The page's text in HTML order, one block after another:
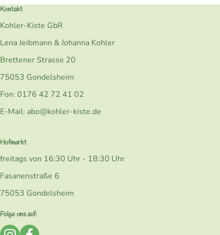
Kontakt
Kohler-Kiste GbR
Lena Jeibmann & Johanna Kohler
Brettener Strasse 20
75053 Gondelsheim
Fon: 0176 42 72 41 02
E-Mail: abo@kohler-kiste.de
Hofmarkt
freitags von 16:30 Uhr - 18:30 Uhr
Fasanenstraße 6
75053 Gondelsheim
Folge uns auf:
Externer Link zu https://www.instagram.com/
Externer Link zu https://www.facebook.com/